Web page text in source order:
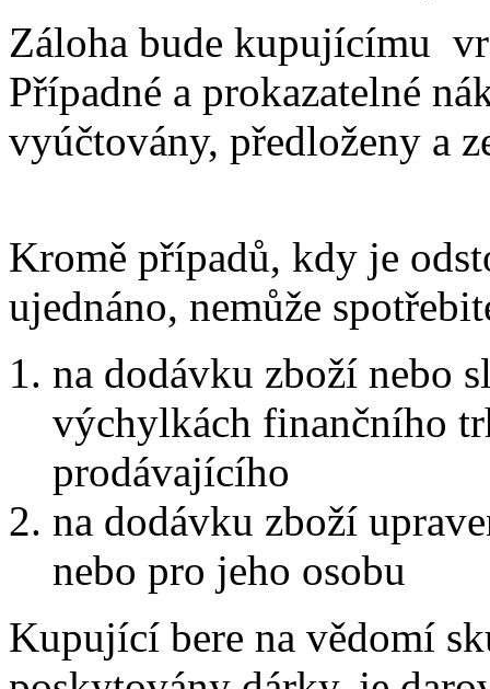
Záloha bude kupujícímu
Případné a prokazatelné
vyúčtovány, předloženy a
Kromě případů, kdy je
ujednáno, nemůže
na dodávku zboží nebo
výchylkách finančního
prodávajícího
na dodávku zboží
nebo pro jeho osobu
Kupující bere na vědomí